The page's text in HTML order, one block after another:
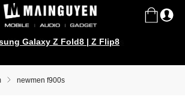
Watch Ultra2 | Watch9 Series
Galaxy Z Fold8 | Z Flip8
newmen f900s